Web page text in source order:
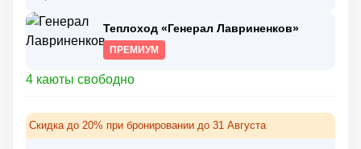
Теплоход «Генерал Лавриненков»
ПРЕМИУМ
4 каюты свободно
Скидка до 20% при бронировании до 31 Августа